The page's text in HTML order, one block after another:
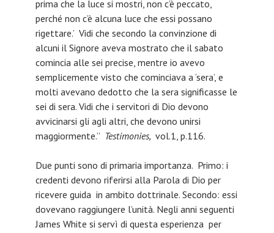
prima che la luce si mostri, non c’è peccato,
perché non c’è alcuna luce che essi possano
rigettare.’ Vidi che secondo la convinzione di
alcuni il Signore aveva mostrato che il sabato
comincia alle sei precise, mentre io avevo
semplicemente visto che cominciava a ‘sera’, e
molti avevano dedotto che la sera significasse le
sei di sera. Vidi che i servitori di Dio devono
avvicinarsi gli agli altri, che devono unirsi
maggiormente.” Testimonies, vol.1, p.116.
Due punti sono di primaria importanza. Primo: i
credenti devono riferirsi alla Parola di Dio per
ricevere guida in ambito dottrinale. Secondo: essi
dovevano raggiungere l’unità. Negli anni seguenti
James White si servì di questa esperienza per